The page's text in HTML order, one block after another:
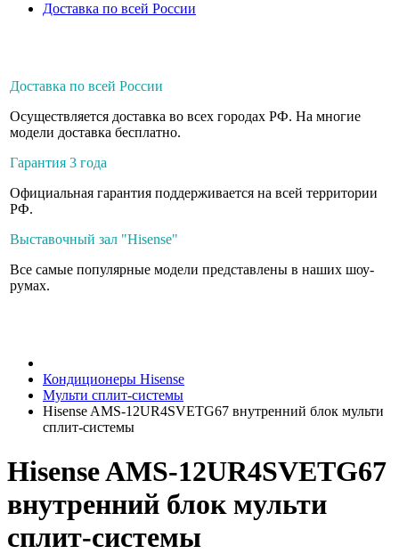
Доставка по всей России
Доставка по всей России
Осуществляется доставка во всех городах РФ. На многие
модели доставка бесплатно.
Гарантия 3 года
Официальная гарантия поддерживается на всей территории
РФ.
Выставочный зал "Hisense"
Все самые популярные модели представлены в наших шоу-
румах.
Кондиционеры Hisense
Мульти сплит-системы
Hisense AMS-12UR4SVETG67 внутренний блок мульти
сплит-системы
Hisense AMS-12UR4SVETG67
внутренний блок мульти
сплит-системы